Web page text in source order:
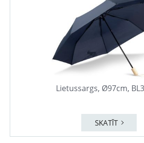
Lietussargs, Ø97cm,
SKATĪT